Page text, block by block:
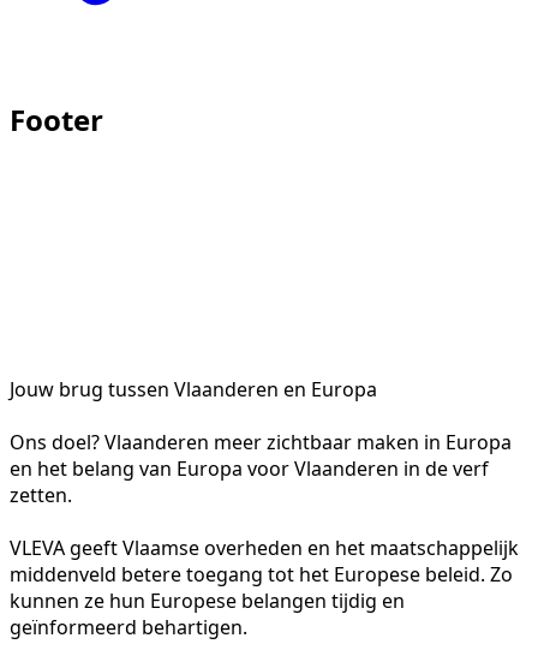
Footer
Jouw brug tussen Vlaanderen en Europa
Ons doel? Vlaanderen meer zichtbaar maken in Europa
en het belang van Europa voor Vlaanderen in de verf
zetten.
VLEVA geeft Vlaamse overheden en het maatschappelijk
middenveld betere toegang tot het Europese beleid. Zo
kunnen ze hun Europese belangen tijdig en
geïnformeerd behartigen.